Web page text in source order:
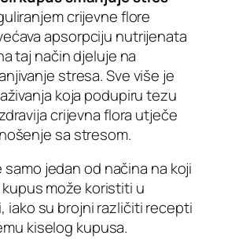
crijevne flore
apsorpciju nutrijenata
taj način djeluje na
stresa. Sve više je
koja podupiru tezu
crijevna flora utječe
sa stresom.
samo jedan od načina na koji
može koristiti u
iako su brojni različiti recepti
kiselog kupusa.